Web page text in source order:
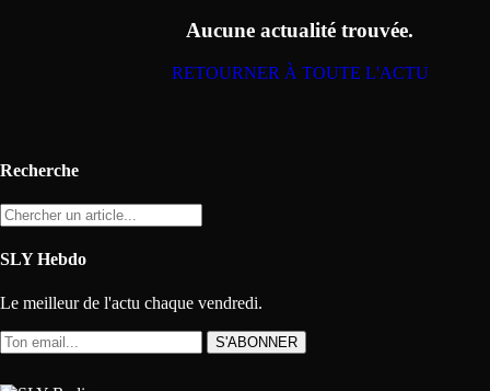
Aucune actualité trouvée.
RETOURNER À TOUTE L'ACTU
Recherche
SLY Hebdo
Le meilleur de l'actu chaque vendredi.
S'ABONNER